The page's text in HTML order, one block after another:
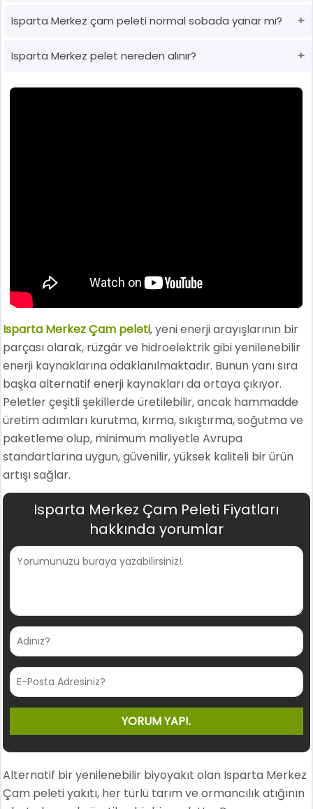
Isparta Merkez çam peleti normal sobada yanar mı?
Isparta Merkez pelet nereden alınır?
Isparta Merkez Çam peleti, yeni enerji arayışlarının bir
parçası olarak, rüzgâr ve hidroelektrik gibi yenilenebilir
enerji kaynaklarına odaklanılmaktadır. Bunun yanı sıra
başka alternatif enerji kaynakları da ortaya çıkıyor.
Peletler çeşitli şekillerde üretilebilir, ancak hammadde
üretim adımları kurutma, kırma, sıkıştırma, soğutma ve
paketleme olup, minimum maliyetle Avrupa
standartlarına uygun, güvenilir, yüksek kaliteli bir ürün
artışı sağlar.
Isparta Merkez Çam Peleti Fiyatları
hakkında yorumlar
Alternatif bir yenilenebilir biyoyakıt olan Isparta Merkez
Çam peleti yakıtı, her türlü tarım ve ormancılık atığının